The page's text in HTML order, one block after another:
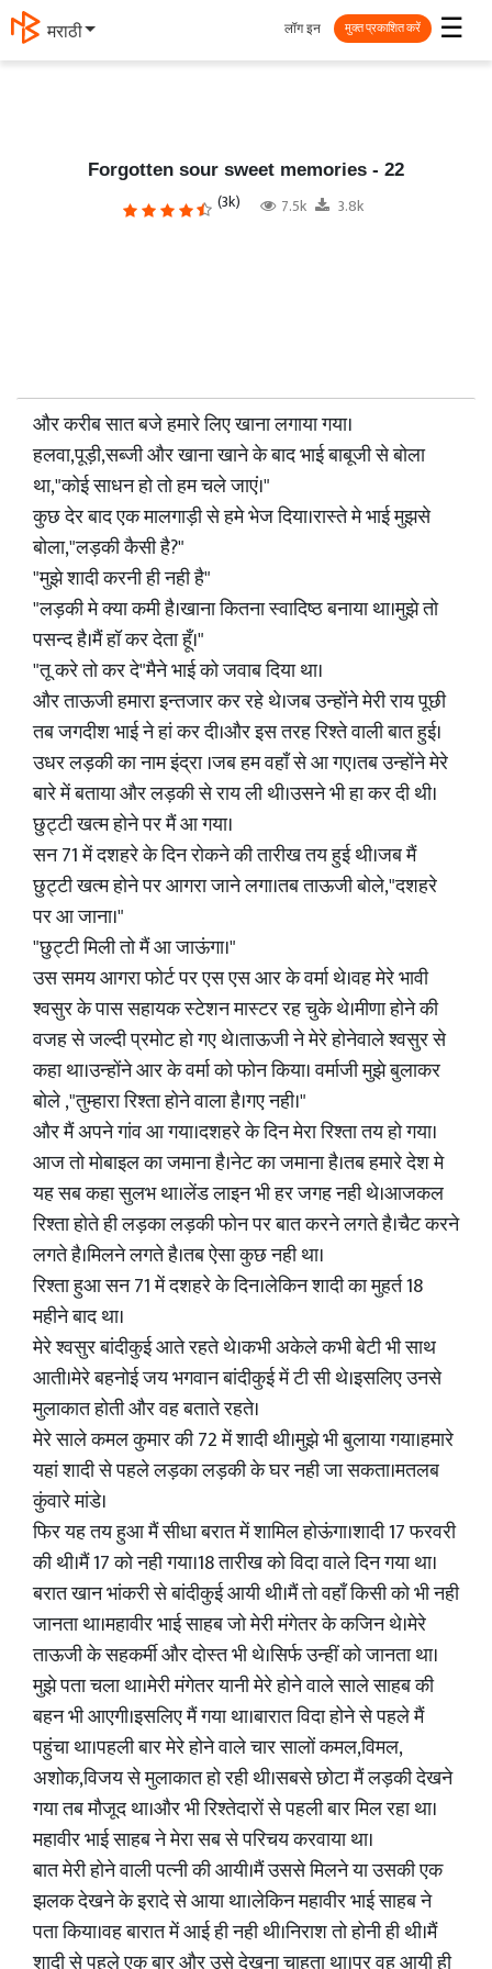
मराठी ☰
लॉग इन मुक्त प्रकाशित करें
Forgotten sour sweet memories - 22
(3k) 7.5k 3.8k
और करीब सात बजे हमारे लिए खाना लगाया गया।
हलवा,पूड़ी,सब्जी और खाना खाने के बाद भाई बाबूजी से बोला
था,"कोई साधन हो तो हम चले जाएं।"
कुछ देर बाद एक मालगाड़ी से हमे भेज दिया।रास्ते मे भाई मुझसे
बोला,"लड़की कैसी है?"
"मुझे शादी करनी ही नही है"
"लड़की मे क्या कमी है।खाना कितना स्वादिष्ठ बनाया था।मुझे तो
पसन्द है।मैं हॉ कर देता हूँ।"
"तू करे तो कर दे"मैने भाई को जवाब दिया था।
और ताऊजी हमारा इन्तजार कर रहे थे।जब उन्होंने मेरी राय पूछी
तब जगदीश भाई ने हां कर दी।और इस तरह रिश्ते वाली बात हुई।
उधर लड़की का नाम इंद्रा ।जब हम वहाँ से आ गए।तब उन्होंने मेरे
बारे में बताया और लड़की से राय ली थी।उसने भी हा कर दी थी।
छुट्टी खत्म होने पर मैं आ गया।
सन 71 में दशहरे के दिन रोकने की तारीख तय हुई थी।जब मैं
छुट्टी खत्म होने पर आगरा जाने लगा।तब ताऊजी बोले,"दशहरे
पर आ जाना।"
"छुट्टी मिली तो मैं आ जाऊंगा।"
उस समय आगरा फोर्ट पर एस एस आर के वर्मा थे।वह मेरे भावी
श्वसुर के पास सहायक स्टेशन मास्टर रह चुके थे।मीणा होने की
वजह से जल्दी प्रमोट हो गए थे।ताऊजी ने मेरे होनेवाले श्वसुर से
कहा था।उन्होंने आर के वर्मा को फोन किया। वर्माजी मुझे बुलाकर
बोले ,"तुम्हारा रिश्ता होने वाला है।गए नही।"
और मैं अपने गांव आ गया।दशहरे के दिन मेरा रिश्ता तय हो गया।
आज तो मोबाइल का जमाना है।नेट का जमाना है।तब हमारे देश मे
यह सब कहा सुलभ था।लेंड लाइन भी हर जगह नही थे।आजकल
रिश्ता होते ही लड़का लड़की फोन पर बात करने लगते है।चैट करने
लगते है।मिलने लगते है।तब ऐसा कुछ नही था।
रिश्ता हुआ सन 71 में दशहरे के दिन।लेकिन शादी का मुहर्त 18
महीने बाद था।
मेरे श्वसुर बांदीकुई आते रहते थे।कभी अकेले कभी बेटी भी साथ
आती।मेरे बहनोई जय भगवान बांदीकुई में टी सी थे।इसलिए उनसे
मुलाकात होती और वह बताते रहते।
मेरे साले कमल कुमार की 72 में शादी थी।मुझे भी बुलाया गया।हमारे
यहां शादी से पहले लड़का लड़की के घर नही जा सकता।मतलब
कुंवारे मांडे।
फिर यह तय हुआ मैं सीधा बरात में शामिल होऊंगा।शादी 17 फरवरी
की थी।मैं 17 को नही गया।18 तारीख को विदा वाले दिन गया था।
बरात खान भांकरी से बांदीकुई आयी थी।मैं तो वहाँ किसी को भी नही
जानता था।महावीर भाई साहब जो मेरी मंगेतर के कजिन थे।मेरे
ताऊजी के सहकर्मी और दोस्त भी थे।सिर्फ उन्हीं को जानता था।
मुझे पता चला था।मेरी मंगेतर यानी मेरे होने वाले साले साहब की
बहन भी आएगी।इसलिए मैं गया था।बारात विदा होने से पहले मैं
पहुंचा था।पहली बार मेरे होने वाले चार सालों कमल,विमल,
अशोक,विजय से मुलाकात हो रही थी।सबसे छोटा मैं लड़की देखने
गया तब मौजूद था।और भी रिश्तेदारों से पहली बार मिल रहा था।
महावीर भाई साहब ने मेरा सब से परिचय करवाया था।
बात मेरी होने वाली पत्नी की आयी।मैं उससे मिलने या उसकी एक
झलक देखने के इरादे से आया था।लेकिन महावीर भाई साहब ने
पता किया।वह बारात में आई ही नही थी।निराश तो होनी ही थी।मैं